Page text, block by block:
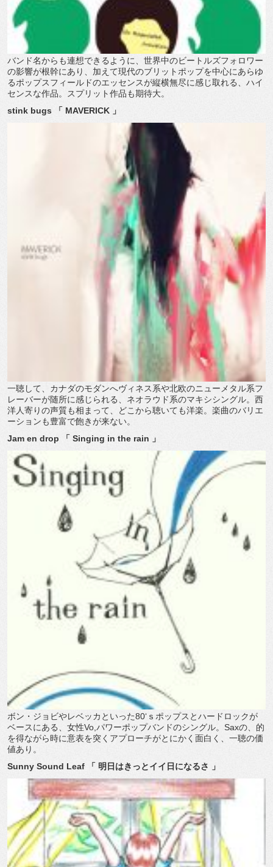
バンド名からも連想できるように、世界中のビートルズフォロワー
の影響が根幹にあり、加えて現代のブリットポップを中心にあらゆ
るポップスフィールドのエッセンスが縦横無尽に感じ取れる、ハイ
センスな作品。スプリット作品も期待大。
stink bugs 「 MAVERICK 」
一聴して、カナダのモダンへヴィネス系や北欧のニューメタル系フ
レーバーが随所に感じられる、ネオラウド系のマキシシングル。西
洋人寄りの声質も相まって、どこから聴いても洋楽。楽曲のバリエ
ーションも豊富で飽きが来ない。
Jam en drop 「 Singing in the rain 」
ボン・ジョビやレベッカといった80‘ｓポップスとハードロックが
ベースにある、女性Vo,パワーポップバンドのシングル。Saxの、的
を得ながら時に意表を突くアプローチがとにかく面白く、一聴の価
値あり。
Sunny Sound Leaf 「 明日はきっとイイ日になるさ 」